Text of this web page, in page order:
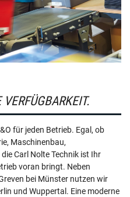
für jeden Betrieb. Egal, ob
Maschinenbau,
Carl Nolte Technik ist Ihr
voran bringt. Neben
bei Münster nutzen wir
und Wuppertal. Eine moderne